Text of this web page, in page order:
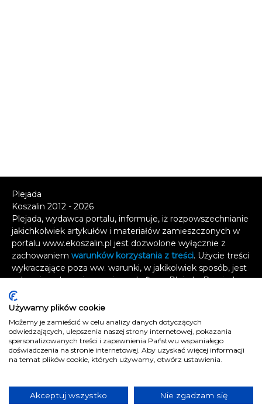
Plejada
Koszalin 2012 - 2026
Plejada, wydawca portalu, informuje, iż rozpowszechnianie
jakichkolwiek artykułów i materiałów zamieszczonych w
portalu www.ekoszalin.pl jest dozwolone wyłącznie z
zachowaniem warunków korzystania z treści. Użycie treści
wykraczające poza ww. warunki, w jakikolwiek sposób, jest
zabronione bez pisemnej zgody firmy Plejada. Dowiedz
się, w jaki sposób możesz uzyskać
wykorzystanie treści.
Naruszenie tych zasad jest łamaniem prawa i grozi
odpowiedzialnością karną.
Wszelkie prawa zastrzeżone.
Kontakt
Polityka prywatności
Używamy plików cookie
Możemy je zamieścić w celu analizy danych dotyczących
odwiedzających, ulepszenia naszej strony internetowej, pokazania
spersonalizowanych treści i zapewnienia Państwu wspaniałego
doświadczenia na stronie internetowej. Aby uzyskać więcej informacji
na temat plików cookie, których używamy, otwórz ustawienia.
Akceptuj wszystko Nie zgadzam się